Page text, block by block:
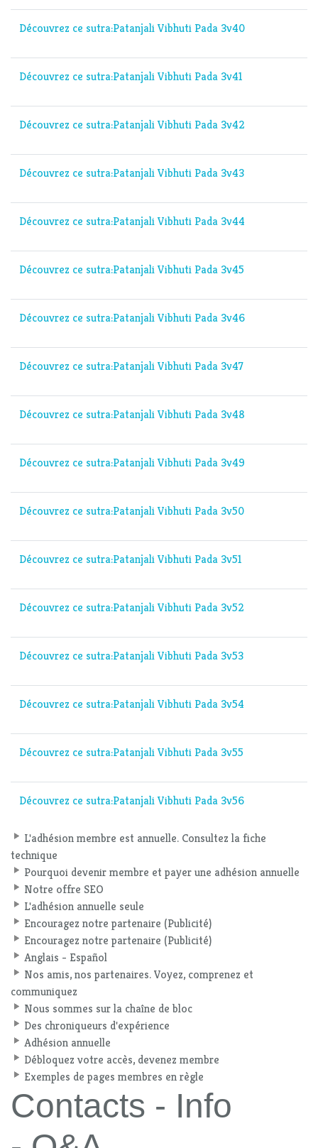
Découvrez ce sutra:Patanjali Vibhuti Pada 3v40
Découvrez ce sutra:Patanjali Vibhuti Pada 3v41
Découvrez ce sutra:Patanjali Vibhuti Pada 3v42
Découvrez ce sutra:Patanjali Vibhuti Pada 3v43
Découvrez ce sutra:Patanjali Vibhuti Pada 3v44
Découvrez ce sutra:Patanjali Vibhuti Pada 3v45
Découvrez ce sutra:Patanjali Vibhuti Pada 3v46
Découvrez ce sutra:Patanjali Vibhuti Pada 3v47
Découvrez ce sutra:Patanjali Vibhuti Pada 3v48
Découvrez ce sutra:Patanjali Vibhuti Pada 3v49
Découvrez ce sutra:Patanjali Vibhuti Pada 3v50
Découvrez ce sutra:Patanjali Vibhuti Pada 3v51
Découvrez ce sutra:Patanjali Vibhuti Pada 3v52
Découvrez ce sutra:Patanjali Vibhuti Pada 3v53
Découvrez ce sutra:Patanjali Vibhuti Pada 3v54
Découvrez ce sutra:Patanjali Vibhuti Pada 3v55
Découvrez ce sutra:Patanjali Vibhuti Pada 3v56
L'adhésion membre est annuelle. Consultez la fiche
technique
Pourquoi devenir membre et payer une adhésion annuelle
Notre offre SEO
L'adhésion annuelle seule
Encouragez notre partenaire (Publicité)
Encouragez notre partenaire (Publicité)
Anglais - Español
Nos amis, nos partenaires. Voyez, comprenez et
communiquez
Nous sommes sur la chaîne de bloc
Des chroniqueurs d'expérience
Adhésion annuelle
Débloquez votre accès, devenez membre
Exemples de pages membres en règle
Contacts - Info